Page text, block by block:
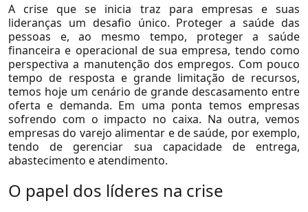
A crise que se inicia traz para empresas e suas
lideranças um desafio único. Proteger a saúde das
pessoas e, ao mesmo tempo, proteger a saúde
financeira e operacional de sua empresa, tendo como
perspectiva a manutenção dos empregos. Com pouco
tempo de resposta e grande limitação de recursos,
temos hoje um cenário de grande descasamento entre
oferta e demanda. Em uma ponta temos empresas
sofrendo com o impacto no caixa. Na outra, vemos
empresas do varejo alimentar e de saúde, por exemplo,
tendo de gerenciar sua capacidade de entrega,
abastecimento e atendimento.
O papel dos líderes na crise